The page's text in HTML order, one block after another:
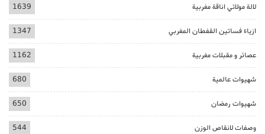
لالة مولاتي اناقة مغربية 1639
ازياء فساتين القفطان المغربي 1347
عصائر و مقبلات مغربية 1162
شهيوات عالمية 680
شهيوات رمضان 650
وصفات لانقاص الوزن 544